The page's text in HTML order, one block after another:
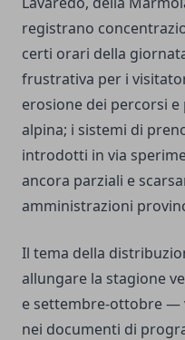
registrano
certi orari della
frustrativa per i
erosione dei percorsi
alpina; i sistemi di
introdotti in via
ancora parziali e
amministrazioni
Il tema della
allungare la stagione
e settembre-ottobre —
nei documenti di